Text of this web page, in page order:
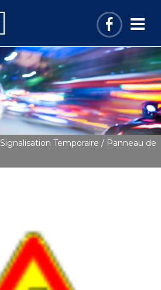
Signalisation Temporaire / Panneau de